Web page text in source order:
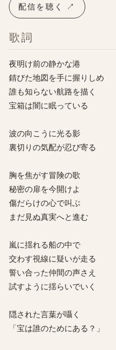
配信を聴く ↗
歌詞
夜明け前の静かな港
錆びた地図を手に握りしめ
誰も知らない航路を描く
宝箱は闇に眠っている
波の向こうに光る影
裏切りの気配が忍び寄る
胸を焦がす冒険の歌
秘密の扉を今開けよ
傷だらけの心で叫ぶ
まだ見ぬ真実へと進む
嵐に揺れる船の中で
交わす視線に疑いが走る
誓い合った仲間の声さえ
試すように揺らいでいく
隠された言葉が囁く
「宝は誰のためにある？」